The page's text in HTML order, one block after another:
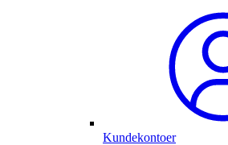
Kundekontoer